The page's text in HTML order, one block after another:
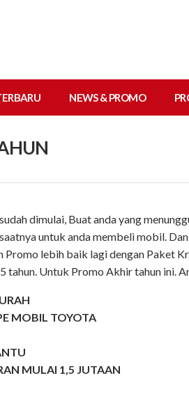
NEWS & PROMO
dimulai, Buat anda yang
untuk anda membeli mobil.
lebih baik lagi dengan Paket
tahun. Untuk Promo Akhir tahun ini.
MOBIL TOYOTA
MULAI 1,5 JUTAAN